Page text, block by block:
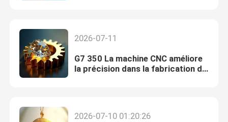
2026-07-11
G7 350 La machine CNC améliore
la précision dans la fabrication de
2026-07-10 01:20:26